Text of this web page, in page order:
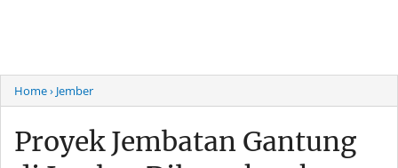
Home› Jember
Proyek Jembatan Gantung